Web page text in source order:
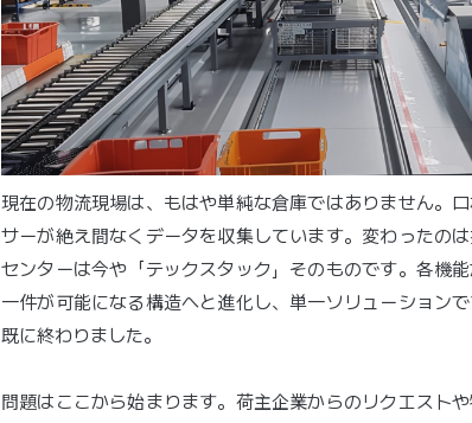
現在の物流現場は、もはや単純な倉庫ではありません。
サーが絶え間なくデータを収集しています。変わったの
センターは今や「テックスタック」そのものです。各機
一件が可能になる構造へと進化し、単一ソリューション
既に終わりました。
問題はここから始まります。荷主企業からのリクエスト